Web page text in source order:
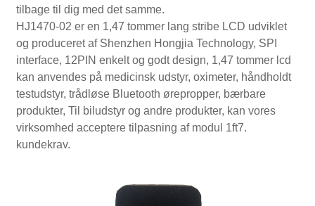
tilbage til dig med det samme.
HJ1470-02 er en 1,47 tommer lang stribe LCD udviklet
og produceret af Shenzhen Hongjia Technology, SPI
interface, 12PIN enkelt og godt design, 1,47 tommer lcd
kan anvendes på medicinsk udstyr, oximeter, håndholdt
testudstyr, trådløse Bluetooth ørepropper, bærbare
produkter, Til biludstyr og andre produkter, kan vores
virksomhed acceptere tilpasning af modul 1ft7.
kundekrav.